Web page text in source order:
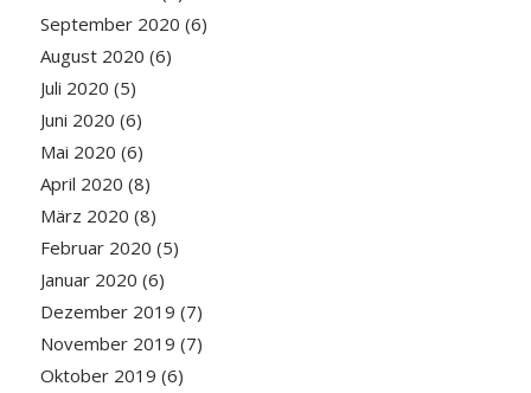
September 2020 (6)
August 2020 (6)
Juli 2020 (5)
Juni 2020 (6)
Mai 2020 (6)
April 2020 (8)
März 2020 (8)
Februar 2020 (5)
Januar 2020 (6)
Dezember 2019 (7)
November 2019 (7)
Oktober 2019 (6)